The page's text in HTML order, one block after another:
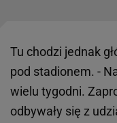
Tu chodzi jednak
pod stadionem. -
wielu tygodni.
odbywały się z